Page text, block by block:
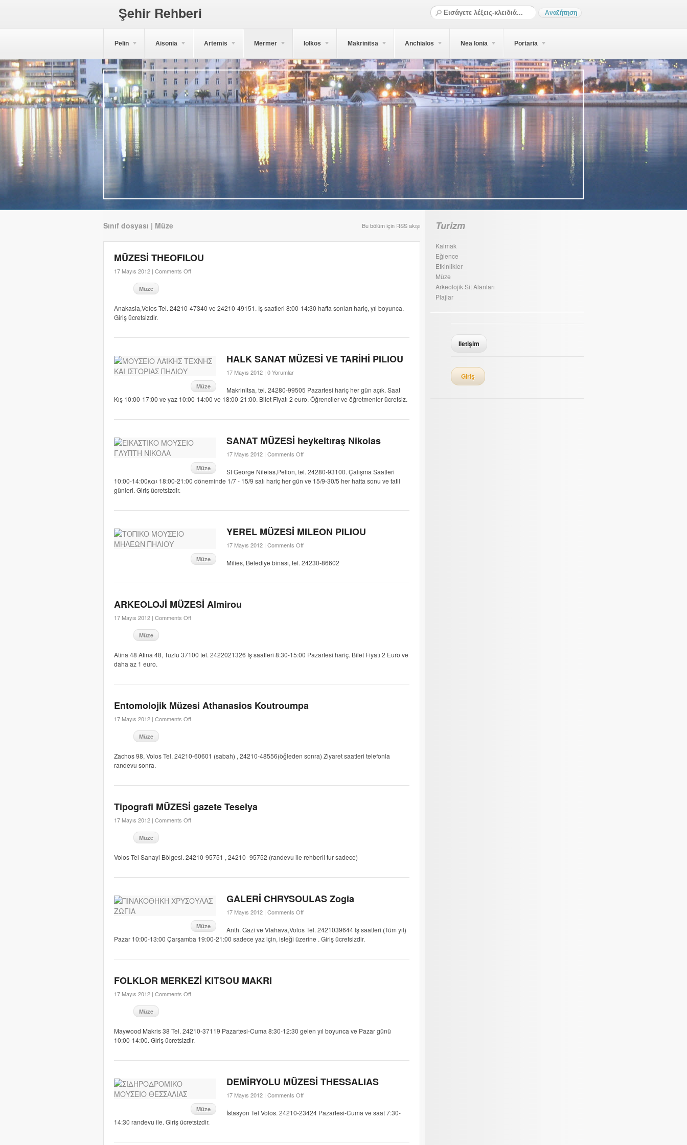
Şehir Rehberi
Pelin Aisonia Artemis Mermer Iolkos Makrinitsa Anchialos Nea Ionia Portaria
Sınıf dosyası | Müze Bu bölüm için RSS akışı
MÜZESİ THEOFILOU
17 Mayıs 2012 | Comments Off
Müze
Anakasia,Volos Tel. 24210-47340 ve 24210-49151. Iş saatleri 8:00-14:30 hafta sonları hariç, yıl boyunca.
Giriş ücretsizdir.
Müze
HALK SANAT MÜZESİ VE TARİHİ PILIOU
17 Mayıs 2012 | 0 Yorumlar
Makrinitsa, tel. 24280-99505 Pazartesi hariç her gün açık. Saat
Kış 10:00-17:00 ve yaz 10:00-14:00 ve 18:00-21:00. Bilet Fiyatı 2 euro. Öğrenciler ve öğretmenler ücretsiz.
Müze
SANAT MÜZESİ heykeltıraş Nikolas
17 Mayıs 2012 | Comments Off
St George Nileias,Pelion, tel. 24280-93100. Çalışma Saatleri
10:00-14:00και 18:00-21:00 döneminde 1/7 - 15/9 salı hariç her gün ve 15/9-30/5 her hafta sonu ve tatil
günleri. Giriş ücretsizdir.
Müze
YEREL MÜZESİ MILEON PILIOU
17 Mayıs 2012 | Comments Off
Milies, Belediye binası, tel. 24230-86602
ARKEOLOJİ MÜZESİ Almirou
17 Mayıs 2012 | Comments Off
Müze
Atina 48 Atina 48, Tuzlu 37100 tel. 2422021326 Iş saatleri 8:30-15:00 Pazartesi hariç. Bilet Fiyatı 2 Euro ve
daha az 1 euro.
Entomolojik Müzesi Athanasios Koutroumpa
17 Mayıs 2012 | Comments Off
Müze
Zachos 98, Volos Tel. 24210-60601 (sabah) , 24210-48556(öğleden sonra) Ziyaret saatleri telefonla
randevu sonra.
Tipografi MÜZESİ gazete Teselya
17 Mayıs 2012 | Comments Off
Müze
Volos Tel Sanayi Bölgesi. 24210-95751 , 24210- 95752 (randevu ile rehberli tur sadece)
Müze
GALERİ CHRYSOULAS Zogia
17 Mayıs 2012 | Comments Off
Anth. Gazi ve Vlahava,Volos Tel. 2421039644 Iş saatleri (Tüm yıl)
Pazar 10:00-13:00 Çarşamba 19:00-21:00 sadece yaz için, isteği üzerine . Giriş ücretsizdir.
FOLKLOR MERKEZİ KITSOU MAKRI
17 Mayıs 2012 | Comments Off
Müze
Maywood Makris 38 Tel. 24210-37119 Pazartesi-Cuma 8:30-12:30 gelen yıl boyunca ve Pazar günü
10:00-14:00. Giriş ücretsizdir.
Müze
DEMİRYOLU MÜZESİ THESSALIAS
17 Mayıs 2012 | Comments Off
İstasyon Tel Volos. 24210-23424 Pazartesi-Cuma ve saat 7:30-
14:30 randevu ile. Giriş ücretsizdir.
Turizm
Kalmak
Eğlence
Etkinlikler
Müze
Arkeolojik Sit Alanları
Plajlar
Iletişim
Giriş